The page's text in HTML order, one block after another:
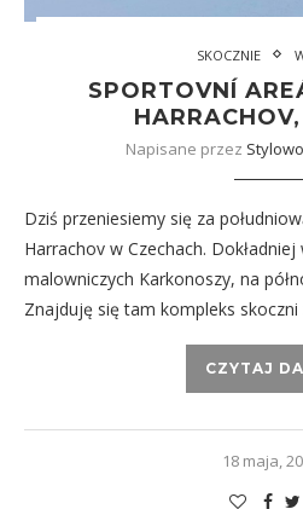
SKOCZNIE
SPORTOVNÍ
Napisane przez
Dziś przeniesiemy się za
Harrachov w Czechach.
malowniczych Karkonoszy, na
Znajduję się tam kompleks
CZYTAJ
18 maja,